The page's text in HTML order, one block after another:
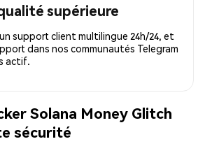
supérieure
support client multilingue 24h/24, et
dans nos communautés Telegram
actif.
Solana Money Glitch
sécurité